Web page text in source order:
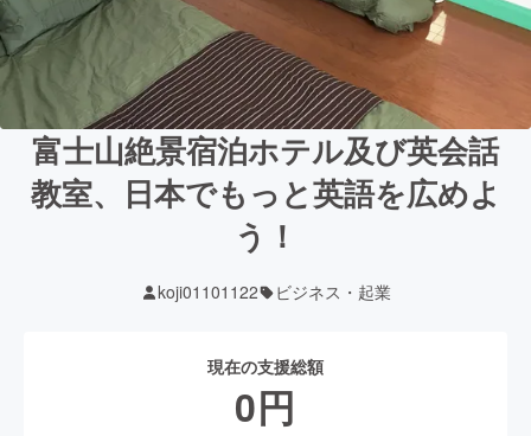
富士山絶景宿泊ホテル及び英会話
教室、日本でもっと英語を広めよ
う！
koji01101122 ビジネス・起業
現在の支援総額
0円